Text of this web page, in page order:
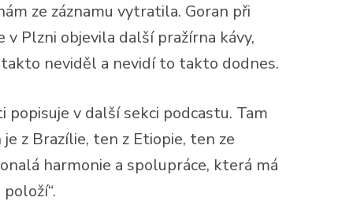
ze záznamu vytratila. Goran při
Plzni objevila další pražírna kávy,
takto neviděl a nevidí to takto dodnes.
v další sekci podcastu. Tam
z Brazílie, ten z Etiopie, ten ze
harmonie a spolupráce, která má